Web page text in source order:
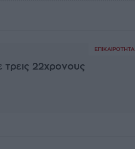
ΕΠΙΚΑΙΡΌΤΗΤΑ
22χρονους